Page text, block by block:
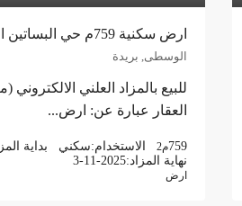
ارض سكنية 759م حي البساتين الشرقي – بريدة
الوسطى, بريدة
للبيع بالمزاد العلني
العقار عبارة عن: ارض...
759م2 الاستخدام:سكني بداية
نهاية المزاد:3-11-2025
ارض